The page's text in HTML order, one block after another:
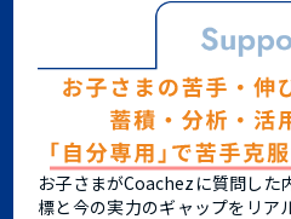
お子さまがCoachezに質問した
標と今の実力のギャップをリア